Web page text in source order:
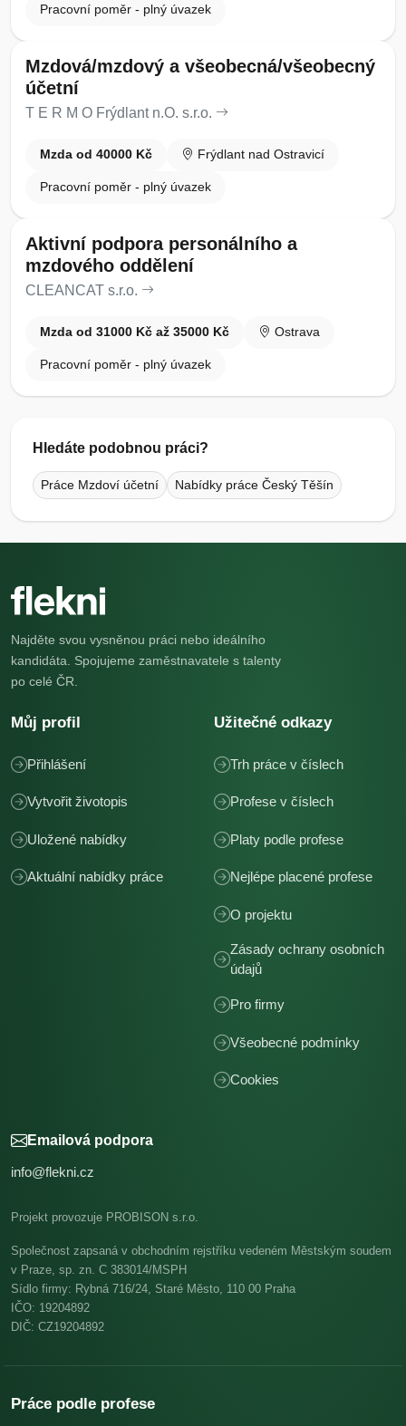
Pracovní poměr - plný úvazek
Mzdová/mzdový a všeobecná/všeobecný
účetní
T E R M O Frýdlant n.O. s.r.o.
Mzda od 40000 Kč Frýdlant nad Ostravicí
Pracovní poměr - plný úvazek
Aktivní podpora personálního a
mzdového oddělení
CLEANCAT s.r.o.
Mzda od 31000 Kč až 35000 Kč Ostrava
Pracovní poměr - plný úvazek
Hledáte podobnou práci?
Práce Mzdoví účetní Nabídky práce Český Těšín
Najděte svou vysněnou práci nebo ideálního
kandidáta. Spojujeme zaměstnavatele s talenty
po celé ČR.
Můj profil
Přihlášení
Vytvořit životopis
Uložené nabídky
Aktuální nabídky práce
Užitečné odkazy
Trh práce v číslech
Profese v číslech
Platy podle profese
Nejlépe placené profese
O projektu
Zásady ochrany osobních
údajů
Pro firmy
Všeobecné podmínky
Cookies
Emailová podpora
info@flekni.cz
Projekt provozuje PROBISON s.r.o.
Společnost zapsaná v obchodním rejstříku vedeném Městským soudem
v Praze, sp. zn. C 383014/MSPH
Sídlo firmy: Rybná 716/24, Staré Město, 110 00 Praha
IČO: 19204892
DIČ: CZ19204892
Práce podle profese